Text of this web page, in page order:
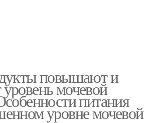
повышают и
мочевой
питания
уровне мочевой